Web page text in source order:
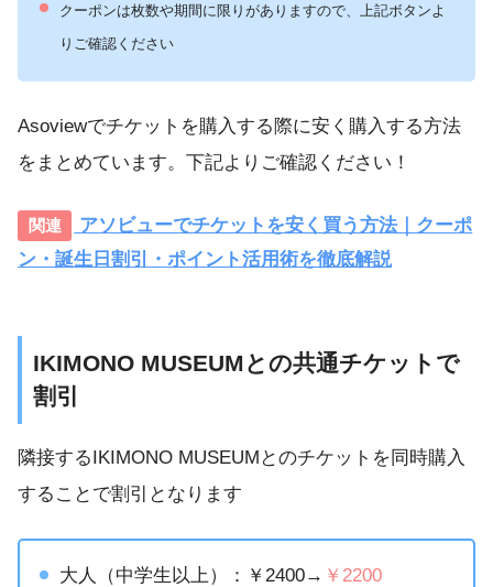
クーポンは枚数や期間に限りがありますので、上記ボタンよ
りご確認ください
Asoviewでチケットを購入する際に安く購入する方法
をまとめています。下記よりご確認ください！
アソビューでチケットを安く買う方法｜クーポ
ン・誕生日割引・ポイント活用術を徹底解説
IKIMONO MUSEUMとの共通チケットで
割引
隣接するIKIMONO MUSEUMとのチケットを同時購入
することで割引となります
大人（中学生以上）：￥2400→ ￥2200